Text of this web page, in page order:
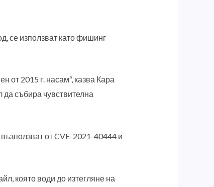
се използват като фишинг
от 2015 г. насам“, казва Кара
да събира чувствителна
от CVE-2021-40444 и
която води до изтегляне на